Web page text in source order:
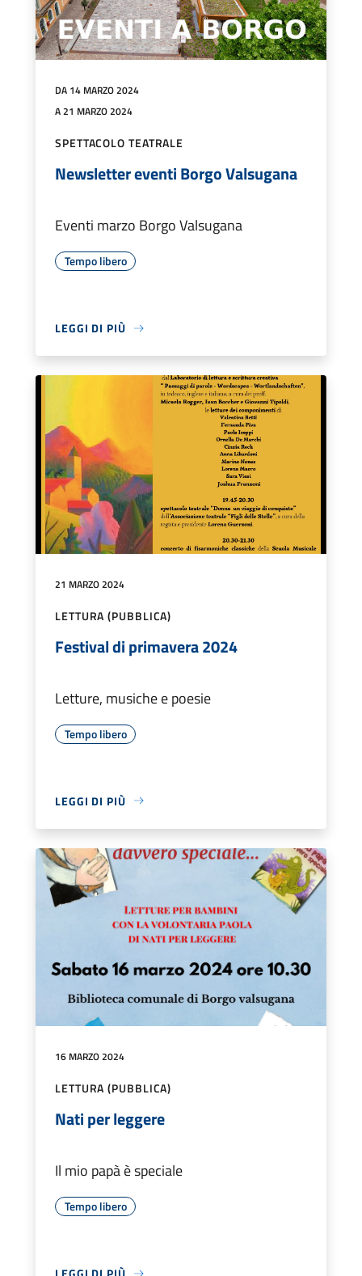
DA 14 MARZO 2024
A 21 MARZO 2024
SPETTACOLO TEATRALE
Newsletter eventi Borgo Valsugana
Eventi marzo Borgo Valsugana
Tempo libero
LEGGI DI PIÙ
21 MARZO 2024
LETTURA (PUBBLICA)
Festival di primavera 2024
Letture, musiche e poesie
Tempo libero
LEGGI DI PIÙ
16 MARZO 2024
LETTURA (PUBBLICA)
Nati per leggere
Il mio papà è speciale
Tempo libero